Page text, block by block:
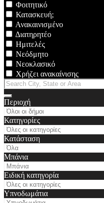
Φοιτητικό
Κατασκευή;
Ανακαινισμένο
Διατηρητέο
Ημιτελές
Νεόδμητο
Νεοκλασικό
Χρήζει ανακαίνισης
Περιοχή
Κατηγορίες
Κατάσταση
Μπάνια
Ειδική κατηγορία
Υπνοδωμάτια